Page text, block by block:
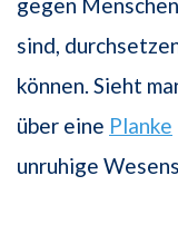
gegen
sind,
können. Sieht
über eine Planke
unruhige